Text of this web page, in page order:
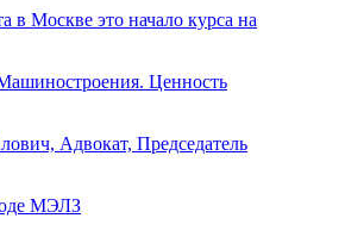
в Москве это начало курса на
Ценность
Адвокат, Председатель
МЭЛЗ